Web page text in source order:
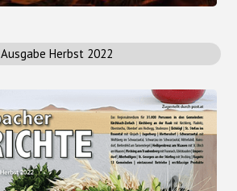
Ausgabe Herbst 2022